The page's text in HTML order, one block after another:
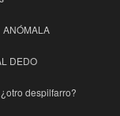
ANÓMALA
DEDO
despilfarro?